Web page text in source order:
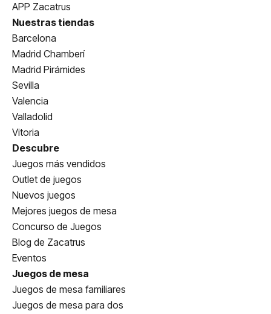
APP Zacatrus
Nuestras tiendas
Barcelona
Madrid Chamberí
Madrid Pirámides
Sevilla
Valencia
Valladolid
Vitoria
Descubre
Juegos más vendidos
Outlet de juegos
Nuevos juegos
Mejores juegos de mesa
Concurso de Juegos
Blog de Zacatrus
Eventos
Juegos de mesa
Juegos de mesa familiares
Juegos de mesa para dos